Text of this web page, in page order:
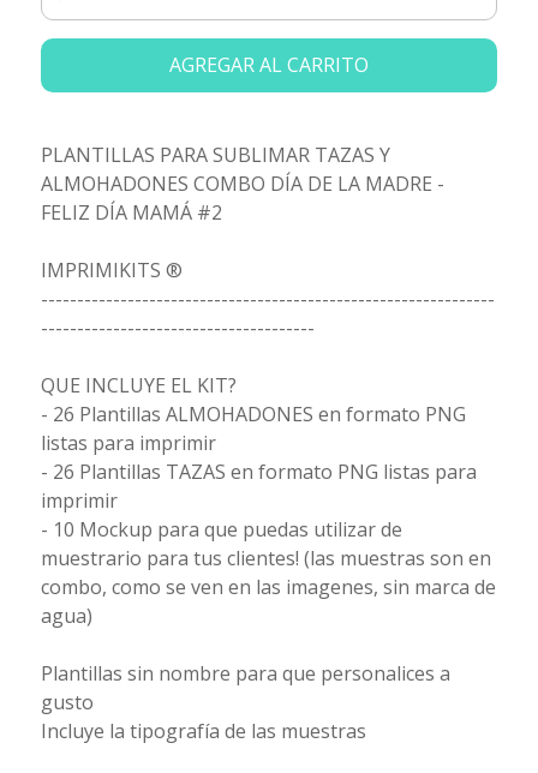
AGREGAR AL CARRITO
PLANTILLAS PARA SUBLIMAR TAZAS Y
ALMOHADONES COMBO DÍA DE LA MADRE -
FELIZ DÍA MAMÁ #2
IMPRIMIKITS ®
---------------------------------------------------------------
--------------------------------------
QUE INCLUYE EL KIT?
- 26 Plantillas ALMOHADONES en formato PNG
listas para imprimir
- 26 Plantillas TAZAS en formato PNG listas para
imprimir
- 10 Mockup para que puedas utilizar de
muestrario para tus clientes! (las muestras son en
combo, como se ven en las imagenes, sin marca de
agua)
Plantillas sin nombre para que personalices a
gusto
Incluye la tipografía de las muestras